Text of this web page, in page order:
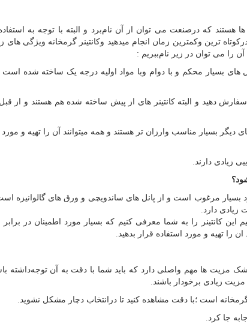
ها هستند که درصنعت می توان از آن نام‌برد و البته با توجه‌ به
ترین وکمترین زمان انجام میدهید وکانتینر گرمخانه ویژگی های
را می توان در زیر نام‌ببریم :
های بسیار محکم‌ و با دوام وبا مواد اولیه درجه یک ساخته شده
سفارش دهید و البته کانتینر های از پیش ساخته شده هم هستند و از
دیگر بسیار مناسب وارزان تر هستند و همه میتوانند آن را تهیه و مورد
زیادی دارند.
بسیار مرغوب است‌ و از پانل های ساندویچی و ورق های گالوانیزه
دارد.
این کانتینر را به شما معرفی کنیم‌ که بسیار مورد اطمینان در
را تهیه و مورد استفاده قرار بدهید.
مزیت ها مهم واصلی دارد که باید شما با دقت به آن توجه‌داشته
مزیت زیادی برخودار باشند.
گرمخانه است ؛با دقت مشاهده کنید تا درانتخاب دچار مشکل نشوید.
جا کرد.